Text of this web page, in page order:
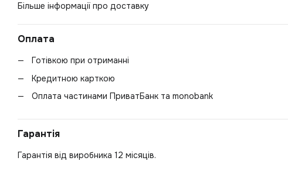
Більше інформації про доставку
Оплата
Готівкою при отриманні
Кредитною карткою
Оплата частинами ПриватБанк та monobank
Гарантія
Гарантія від виробника 12 місяців.